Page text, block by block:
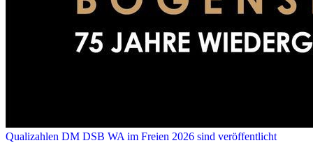
Qualizahlen DM DSB WA im Freien 2026 sind veröffentlicht